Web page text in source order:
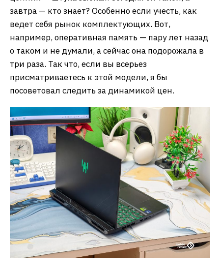
завтра — кто знает? Особенно если учесть, как
ведет себя рынок комплектующих. Вот,
например, оперативная память — пару лет назад
о таком и не думали, а сейчас она подорожала в
три раза. Так что, если вы всерьез
присматриваетесь к этой модели, я бы
посоветовал следить за динамикой цен.